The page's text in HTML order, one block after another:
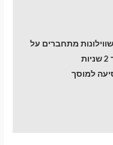
מתחברים על
למוסך